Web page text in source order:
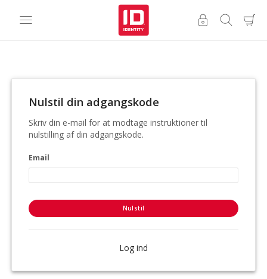
Nulstil din adgangskode
Skriv din e-mail for at modtage instruktioner til
nulstilling af din adgangskode.
Email
Nulstil
Log ind